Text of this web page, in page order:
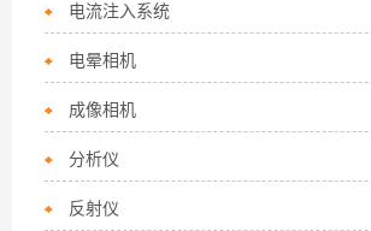
电流注入系统
电晕相机
成像相机
分析仪
反射仪